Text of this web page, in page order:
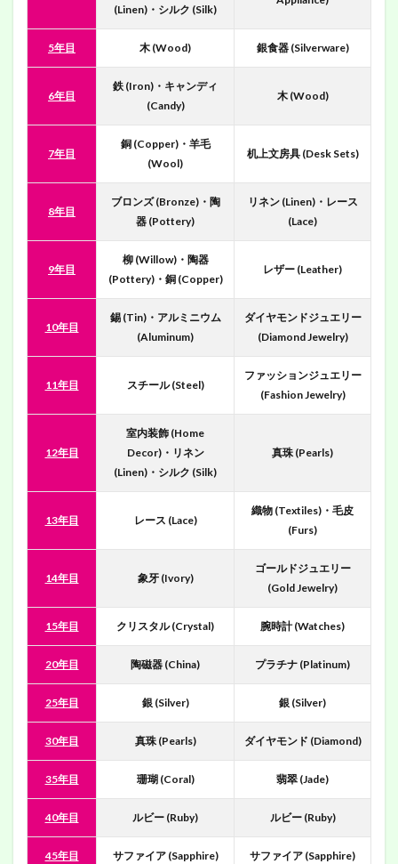
(Linen)・シルク (Silk)
5年目 木 (Wood) 銀食器 (Silverware)
6年目
鉄 (Iron)・キャンディ
(Candy)
木 (Wood)
7年目
銅 (Copper)・羊毛
(Wool)
机上文房具 (Desk Sets)
8年目
ブロンズ (Bronze)・陶
器 (Pottery)
リネン (Linen)・レース
(Lace)
9年目
柳 (Willow)・陶器
(Pottery)・銅 (Copper)
レザー (Leather)
10年目
錫 (Tin)・アルミニウム
(Aluminum)
ダイヤモンドジュエリー
(Diamond Jewelry)
11年目 スチール (Steel)
ファッションジュエリー
(Fashion Jewelry)
12年目
室内装飾 (Home
Decor)・リネン
(Linen)・シルク (Silk)
真珠 (Pearls)
13年目 レース (Lace)
織物 (Textiles)・毛皮
(Furs)
14年目 象牙 (Ivory)
ゴールドジュエリー
(Gold Jewelry)
15年目 クリスタル (Crystal) 腕時計 (Watches)
20年目 陶磁器 (China) プラチナ (Platinum)
25年目 銀 (Silver) 銀 (Silver)
30年目 真珠 (Pearls) ダイヤモンド (Diamond)
35年目 珊瑚 (Coral) 翡翠 (Jade)
40年目 ルビー (Ruby) ルビー (Ruby)
45年目 サファイア (Sapphire) サファイア (Sapphire)